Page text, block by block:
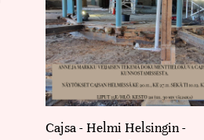
Cajsa - Helmi Helsingin -